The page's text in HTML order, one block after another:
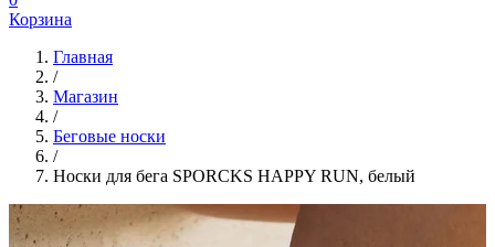
Корзина
Главная
/
Магазин
/
Беговые носки
/
Носки для бега SPORCKS HAPPY RUN, белый